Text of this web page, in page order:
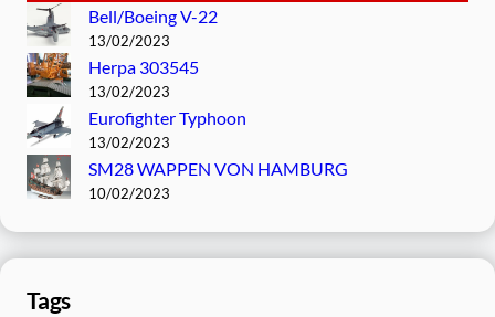
Bell/Boeing V-22
13/02/2023
Herpa 303545
13/02/2023
Eurofighter Typhoon
13/02/2023
SM28 WAPPEN VON HAMBURG
10/02/2023
Tags